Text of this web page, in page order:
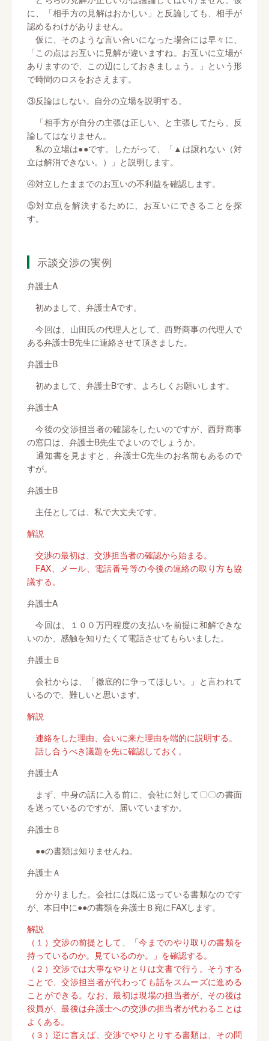
に、「相手方の見解はおかしい」と反論しても、相手が
認めるわけがありません。
仮に、そのような言い合いになった場合には早々に、
「この点はお互いに見解が違いますね。お互いに立場が
ありますので、この辺にしておきましょう。」という形
で時間のロスをおさえます。
③反論はしない。自分の立場を説明する。
「相手方が自分の主張は正しい、と主張してたら、反
論してはなりません。
私の立場は●●です。したがって、「▲は譲れない（対
立は解消できない。）」と説明します。
④対立したままでのお互いの不利益を確認します。
⑤対立点を解決するために、お互いにできることを探
す。
示談交渉の実例
弁護士A
初めまして、弁護士Aです。
今回は、山田氏の代理人として、西野商事の代理人で
ある弁護士B先生に連絡させて頂きました。
弁護士B
初めまして、弁護士Bです。よろしくお願いします。
弁護士A
今後の交渉担当者の確認をしたいのですが、西野商事
の窓口は、弁護士B先生でよいのでしょうか。
通知書を見ますと、弁護士C先生のお名前もあるので
すが。
弁護士B
主任としては、私で大丈夫です。
解説
交渉の最初は、交渉担当者の確認から始まる。
FAX、メール、電話番号等の今後の連絡の取り方も協
議する。
弁護士A
今回は、１００万円程度の支払いを前提に和解できな
いのか、感触を知りたくて電話させてもらいました。
弁護士Ｂ
会社からは、「徹底的に争ってほしい。」と言われて
いるので、難しいと思います。
解説
連絡をした理由、会いに来た理由を端的に説明する。
話し合うべき議題を先に確認しておく。
弁護士A
まず、中身の話に入る前に、会社に対して〇〇の書面
を送っているのですが、届いていますか。
弁護士Ｂ
●●の書類は知りませんね。
弁護士Ａ
分かりました。会社には既に送っている書類なのです
が、本日中に●●の書類を弁護士Ｂ宛にFAXします。
解説
（１）交渉の前提として、「今までのやり取りの書類を
持っているのか。見ているのか。」を確認する。
（２）交渉では大事なやりとりは文書で行う。そうする
ことで、交渉担当者が代わっても話をスムーズに進める
ことができる。なお、最初は現場の担当者が、その後は
役員が、最後は弁護士への交渉の担当者が代わることは
よくある。
（３）逆に言えば、交渉でやりとりする書類は、その問